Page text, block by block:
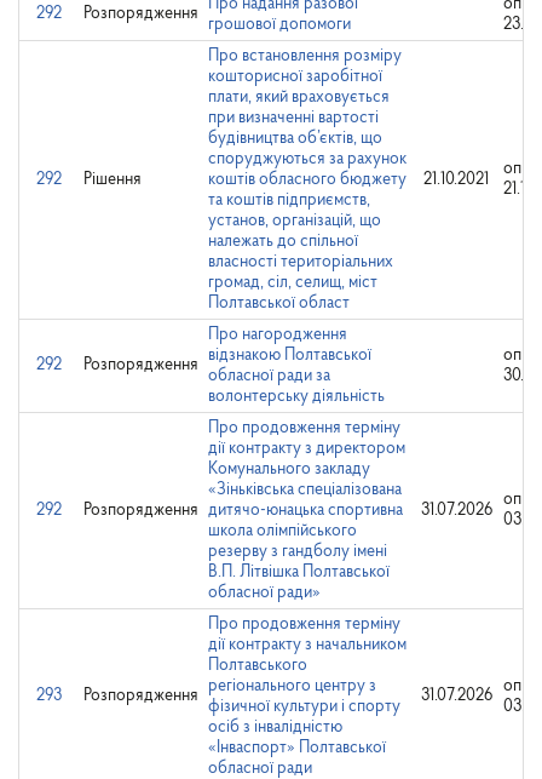
292 Розпорядження
Про надання разової
грошової допомоги
292 Рішення
Про встановлення розміру
кошторисної заробітної
плати, який враховується
при визначенні вартості
будівництва об’єктів, що
споруджуються за рахунок
коштів обласного бюджету
та коштів підприємств,
установ, організацій, що
належать до спільної
власності територіальних
громад, сіл, селищ, міст
Полтавської област
21.10.2021
292 Розпорядження
Про нагородження
відзнакою Полтавської
обласної ради за
волонтерську діяльність
292 Розпорядження
Про продовження терміну
дії контракту з директором
Комунального закладу
«Зіньківська спеціалізована
дитячо-юнацька спортивна
школа олімпійського
резерву з гандболу імені
В.П. Літвішка Полтавської
обласної ради»
31.07.2026
293 Розпорядження
Про продовження терміну
дії контракту з начальником
Полтавського
регіонального центру з
фізичної культури і спорту
осіб з інвалідністю
«Інваспорт» Полтавської
обласної ради
31.07.2026